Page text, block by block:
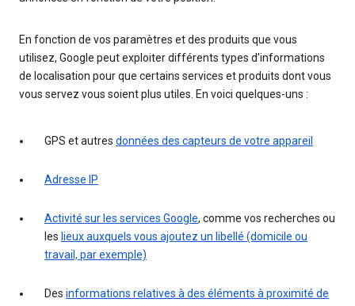
En fonction de vos paramètres et des produits que vous
utilisez, Google peut exploiter différents types d'informations
de localisation pour que certains services et produits dont vous
vous servez vous soient plus utiles. En voici quelques-uns :
GPS et autres données des capteurs de votre appareil
Adresse IP
Activité sur les services Google, comme vos recherches ou
les lieux auxquels vous ajoutez un libellé (domicile ou
travail, par exemple)
Des informations relatives à des éléments à proximité de